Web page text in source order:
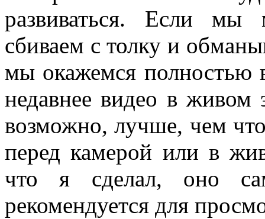
развиваться. Если мы
сбиваем с толку и
мы окажемся полностью
недавнее видео в живом
возможно, лучше, чем
перед камерой или в
что я сделал, оно
рекомендуется для